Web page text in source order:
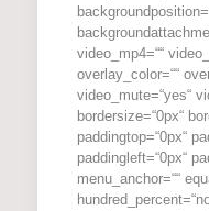
video_mp4=““
overlay_color=““
video_mute=“yes“
bordersize=“0px“
paddingtop=“0px“
paddingleft=“0px“
menu_anchor=““